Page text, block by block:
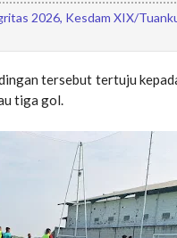
2026, Kesdam XIX/
tersebut tertuju
tiga gol.